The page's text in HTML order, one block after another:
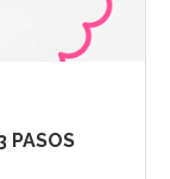
PASOS